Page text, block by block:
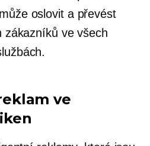
oslovit a převést
zákazníků ve všech
ve